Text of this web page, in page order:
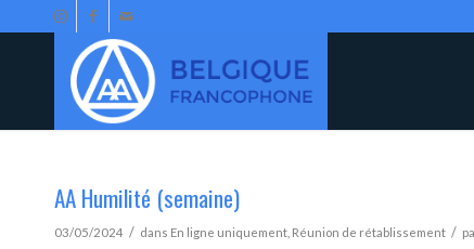
AA Humilité (semaine)
03/05/2024 / dans En ligne uniquement Réunion de rétablissement /